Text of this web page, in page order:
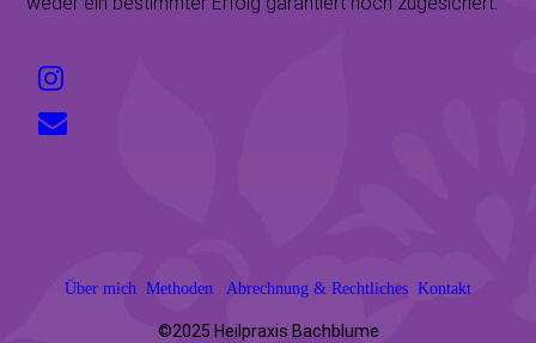
Über mich Methoden Abrechnung & Rechtliches Kontakt
©2025 Heilpraxis Bachblume